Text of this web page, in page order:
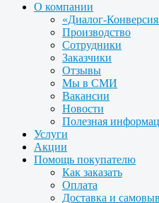
О компании
«Диалог-
Производство
Сотрудники
Заказчики
Отзывы
Мы в СМИ
Вакансии
Новости
Полезная
Услуги
Акции
Помощь покупателю
Как заказать
Оплата
Доставка и